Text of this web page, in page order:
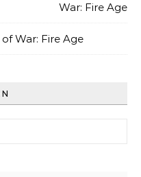
War: Fire Age
War: Fire Age